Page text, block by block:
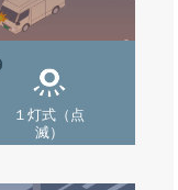
１灯式（点
滅）